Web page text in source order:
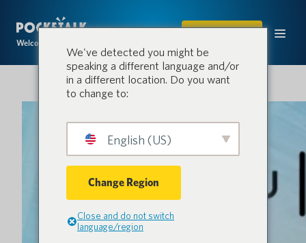
Welcome to the conversation.
ACHETER
We've detected you might be
speaking a different language and/or
in a different location. Do you want
to change to:
English (US)
Change Region
Close and do not switch
language/region